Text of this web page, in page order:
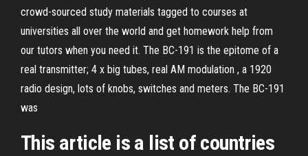
crowd-sourced study materials tagged to courses at
universities all over the world and get homework help from
our tutors when you need it. The BC-191 is the epitome of a
real transmitter; 4 x big tubes, real AM modulation , a 1920
radio design, lots of knobs, switches and meters. The BC-191
was
This article is a list of countries